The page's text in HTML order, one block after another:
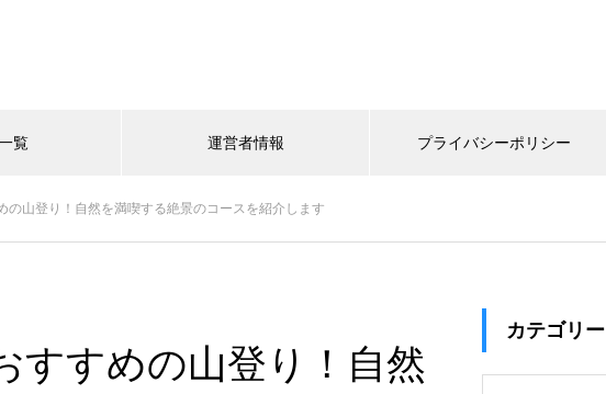
覧 運営者情報 プライバシーポリシー
の山登り！自然を満喫する絶景のコースを紹介します
すすめの山登り！自然
カテゴリー